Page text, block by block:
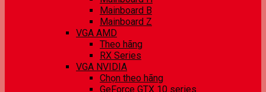
Mainboard B
Mainboard Z
VGA AMD
Theo hãng
RX Series
VGA NVIDIA
Chọn theo hãng
GeForce GTX 10 series